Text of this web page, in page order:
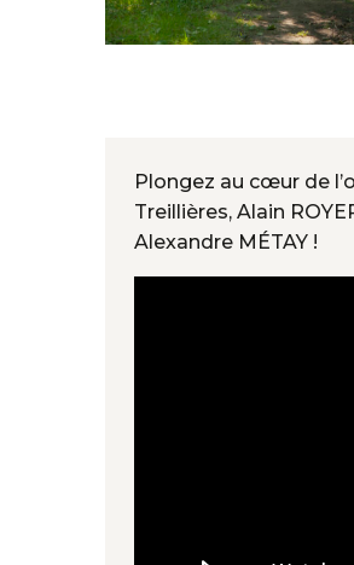
Plongez au cœur de
Treillières, Alain
Alexandre MÉTAY !